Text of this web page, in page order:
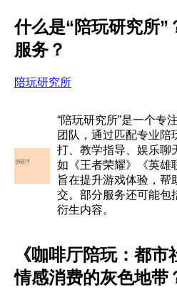
什么是“陪玩研究所”
服务？
陪玩研究所
“陪玩研究所”是一个专
团队，通过匹配专业陪
打、教学指导、娱乐聊
如《王者荣耀》《英雄
旨在提升游戏体验，帮
交。部分服务还可能包
衍生内容。
《咖啡厅陪玩：都
情感消费的灰色地带